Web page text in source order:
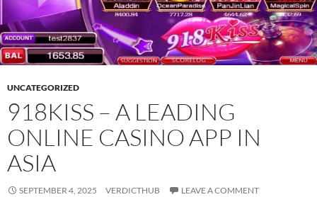
UNCATEGORIZED
918KISS – A LEADING
ONLINE CASINO APP IN
ASIA
SEPTEMBER 4, 2025 VERDICTHUB LEAVE A COMMENT